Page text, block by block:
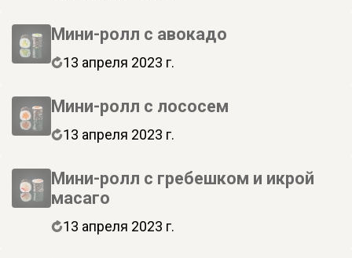
Мини-ролл с авокадо
13 апреля 2023 г.
Мини-ролл с лососем
13 апреля 2023 г.
Мини-ролл с гребешком и икрой
масаго
13 апреля 2023 г.